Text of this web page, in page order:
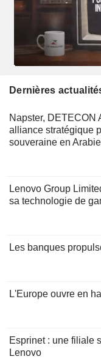
Dernières
Napster, DETECON
alliance stratégique
souveraine en
Lenovo Group
sa technologie de
Les banques
L'Europe ouvre en
Esprinet : une filiale
Lenovo